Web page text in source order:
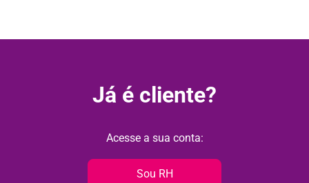
Já é cliente?
Acesse a sua conta:
Sou RH